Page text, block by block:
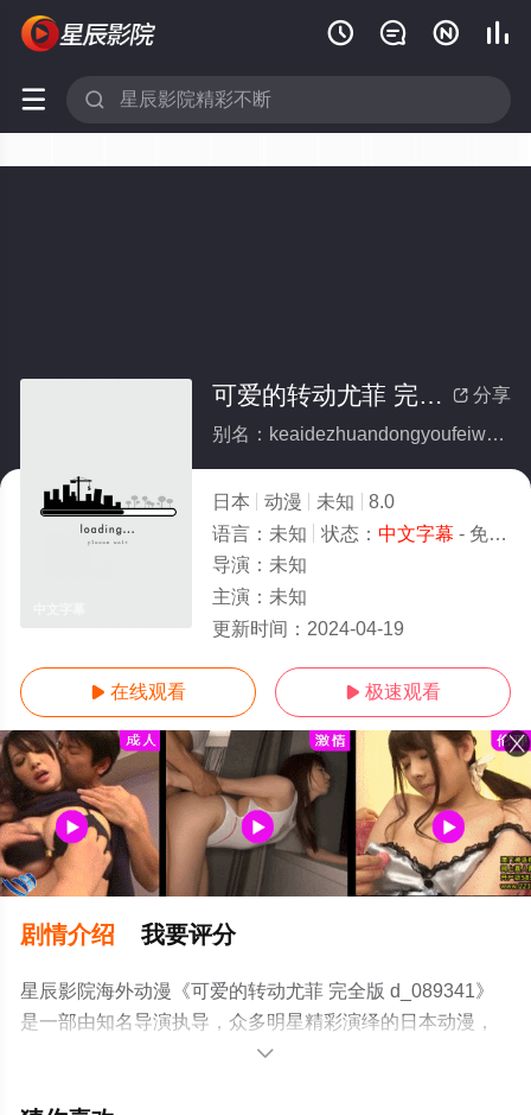
   
 
 分享
可爱的转动尤菲 完全版 d_089341
别名：keaidezhuandongyoufeiwanquanband089341
日本 动漫 未知
8.0
语言： 未知 状态： 中文字幕 - 免费观看
导演： 未知
主演： 未知
更新时间： 2024-04-19
 在线观看  极速观看
剧情介绍 我要评分
星辰影院海外动漫《可爱的转动尤菲 完全版 d_089341》
是一部由知名导演执导，众多明星精彩演绎的日本动漫，
手机免费观看高清无删减完整版动漫全集就上星辰电影
